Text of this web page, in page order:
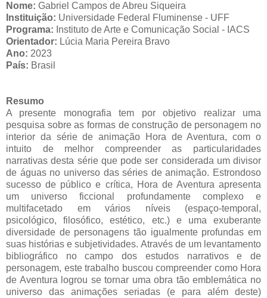
Nome: Gabriel Campos de Abreu Siqueira
Instituição: Universidade Federal Fluminense - UFF
Programa: Instituto de Arte e Comunicação Social - IACS
Orientador: Lúcia Maria Pereira Bravo
Ano: 2023
País: Brasil
Resumo
A presente monografia tem por objetivo realizar uma
pesquisa sobre as formas de construção de personagem no
interior da série de animação Hora de Aventura, com o
intuito de melhor compreender as particularidades
narrativas desta série que pode ser considerada um divisor
de águas no universo das séries de animação. Estrondoso
sucesso de público e crítica, Hora de Aventura apresenta
um universo ficcional profundamente complexo e
multifacetado em vários níveis (espaço-temporal,
psicológico, filosófico, estético, etc.) e uma exuberante
diversidade de personagens tão igualmente profundas em
suas histórias e subjetividades. Através de um levantamento
bibliográfico no campo dos estudos narrativos e de
personagem, este trabalho buscou compreender como Hora
de Aventura logrou se tornar uma obra tão emblemática no
universo das animações seriadas (e para além deste)